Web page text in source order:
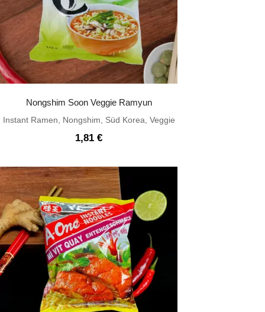
Nongshim Soon Veggie Ramyun
Instant Ramen Nongshim Süd Korea Veggie
1,81 €